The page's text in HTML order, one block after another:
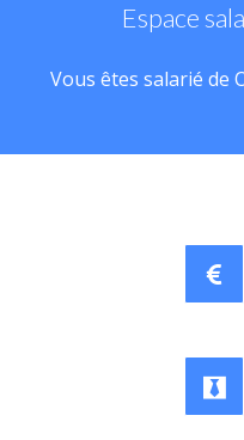
Espace
Vous êtes salarié de